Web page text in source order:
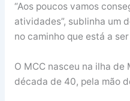
“Aos poucos vamos
atividades”, sublinha um
no caminho que está a
O MCC nasceu na ilha de
década de 40, pela mão